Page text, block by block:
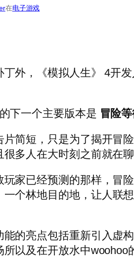
在电子游戏
丁外，《模拟人生》 4开
下一个主要版本是 冒险
片简短，只是为了揭开冒
多人在大时刻之前就在
玩家已经预测的那样，冒
一个林地目的地，让人联
能的亮点包括重新引入虚
所以及在开放水中woohoo